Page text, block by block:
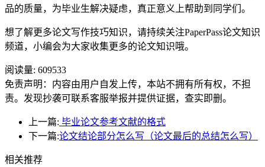
品的质量，为毕业生解决疑虑，真正意义上帮助到同学们。
想了解更多论文写作技巧知识，请持续关注PaperPass论文知识
频道，小编会为大家收集更多的论文知识哦。
阅读量: 609533
免责声明：内容由用户自发上传，本站不拥有所有权，不担
责。发现抄袭可联系客服举报并提供证据，查实即删。
上一篇: 毕业论文参考文献的格式
下一篇:论文结论部分怎么写（论文最后的总结怎么写）
相关推荐